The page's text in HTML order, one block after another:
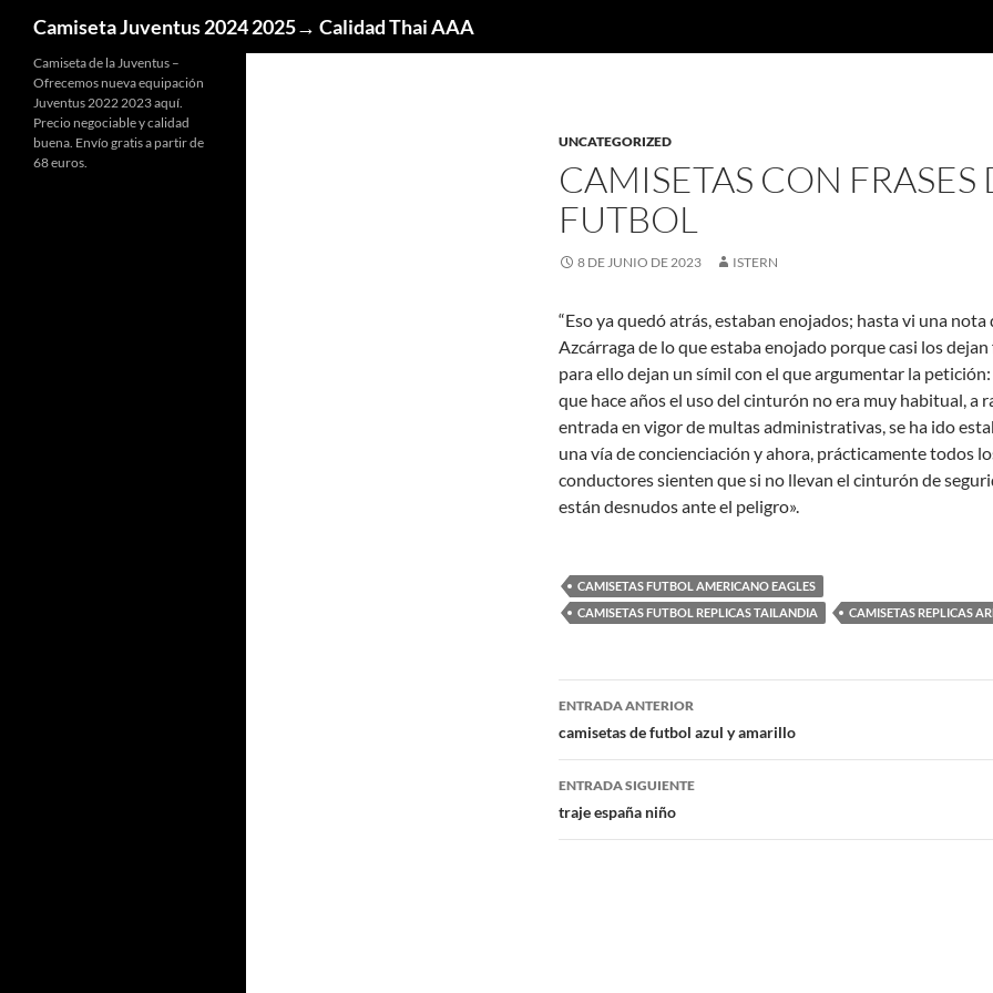
Camiseta Juventus 2024 2025→ Calidad Thai AAA
UNCATEGORIZED
CAMISETAS CON FRASES
FUTBOL
8 DE JUNIO DE 2023 ISTERN
“Eso ya quedó atrás, estaban enojados; hasta vi una nota
Azcárraga de lo que estaba enojado porque casi los dejan
para ello dejan un símil con el que argumentar la
que hace años el uso del cinturón no era muy habitual, a
entrada en vigor de multas administrativas, se ha ido
una vía de concienciación y ahora, prácticamente todos
conductores sienten que si no llevan el cinturón de
están desnudos ante el peligro».
CAMISETAS FUTBOL AMERICANO EAGLES
CAMISETAS FUTBOL REPLICAS TAILANDIA
CAMISETAS REPLICAS
Navegación
de
entradas
ENTRADA ANTERIOR
camisetas de futbol azul y amarillo
ENTRADA SIGUIENTE
traje españa niño
Camiseta de la Juventus –
Ofrecemos nueva equipación
Juventus 2022 2023 aquí.
Precio negociable y calidad
buena. Envío gratis a partir de
68 euros.